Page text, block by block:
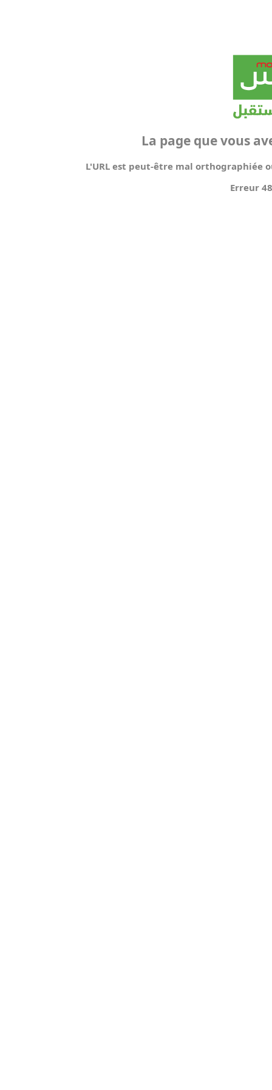
La page que vous
L'URL est peut-être mal orthographiée
Erreur